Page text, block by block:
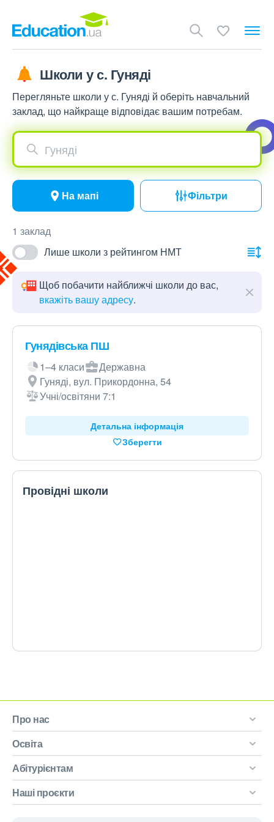
Школи у с. Гуняді
Перегляньте школи у с. Гуняді й оберіть навчальний
заклад, що найкраще відповідає вашим потребам.
Гуняді
На мапі Фільтри
1 заклад
Лише школи з рейтингом НМТ
Щоб побачити найближчі школи до вас,
вкажіть вашу адресу.
Гунядівська ПШ
1–4 класи
Державна
Гуняді, вул. Прикордонна, 54
Учні/освітяни 7:1
Детальна інформація
Зберегти
Провідні школи
Про нас
Освіта
Абітурієнтам
Наші проєкти